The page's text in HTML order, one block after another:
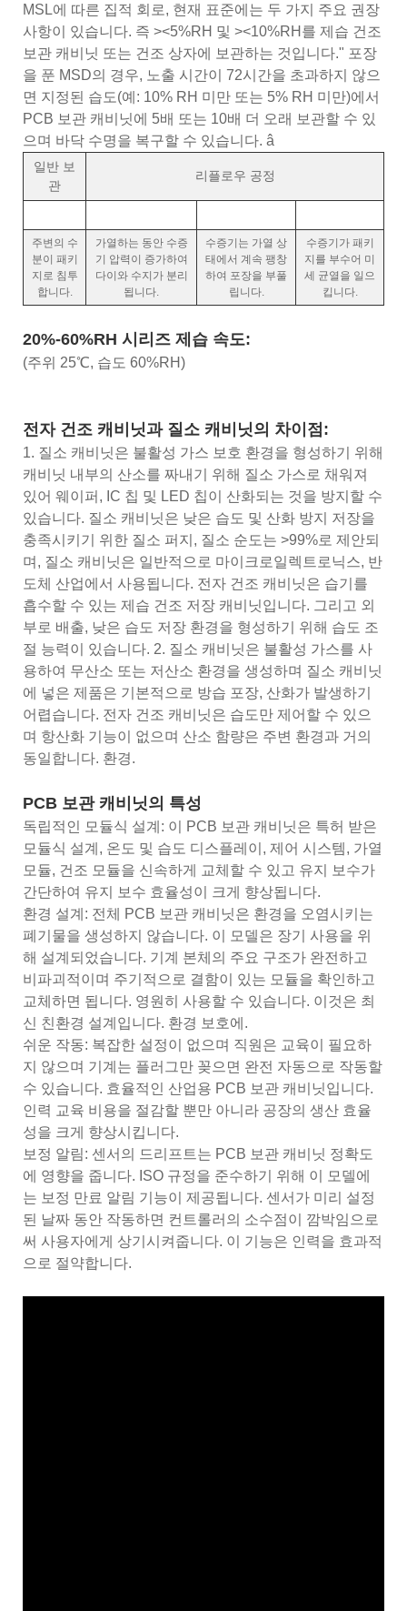
MSL에 따른 집적 회로, 현재 표준에는 두 가지 주요 권장
사항이 있습니다. 즉 ><5%RH 및 ><10%RH를 제습 건조
보관 캐비닛 또는 건조 상자에 보관하는 것입니다." 포장
을 푼 MSD의 경우, 노출 시간이 72시간을 초과하지 않으
면 지정된 습도(예: 10% RH 미만 또는 5% RH 미만)에서
PCB 보관 캐비닛에 5배 또는 10배 더 오래 보관할 수 있
으며 바닥 수명을 복구할 수 있습니다. â
일반 보
관
리플로우 공정
주변의 수
분이 패키
지로 침투
합니다.
가열하는 동안 수증
기 압력이 증가하여
다이와 수지가 분리
됩니다.
수증기는 가열 상
태에서 계속 팽창
하여 포장을 부풀
립니다.
수증기가 패키
지를 부수어 미
세 균열을 일으
킵니다.
20%-60%RH 시리즈 제습 속도:
(주위 25℃, 습도 60%RH)
전자 건조 캐비닛과 질소 캐비닛의 차이점:
1. 질소 캐비닛은 불활성 가스 보호 환경을 형성하기 위해
캐비닛 내부의 산소를 짜내기 위해 질소 가스로 채워져
있어 웨이퍼, IC 칩 및 LED 칩이 산화되는 것을 방지할 수
있습니다. 질소 캐비닛은 낮은 습도 및 산화 방지 저장을
충족시키기 위한 질소 퍼지, 질소 순도는 >99%로 제안되
며, 질소 캐비닛은 일반적으로 마이크로일렉트로닉스, 반
도체 산업에서 사용됩니다. 전자 건조 캐비닛은 습기를
흡수할 수 있는 제습 건조 저장 캐비닛입니다. 그리고 외
부로 배출, 낮은 습도 저장 환경을 형성하기 위해 습도 조
절 능력이 있습니다. 2. 질소 캐비닛은 불활성 가스를 사
용하여 무산소 또는 저산소 환경을 생성하며 질소 캐비닛
에 넣은 제품은 기본적으로 방습 포장, 산화가 발생하기
어렵습니다. 전자 건조 캐비닛은 습도만 제어할 수 있으
며 항산화 기능이 없으며 산소 함량은 주변 환경과 거의
동일합니다. 환경.
PCB 보관 캐비닛의 특성
독립적인 모듈식 설계: 이 PCB 보관 캐비닛은 특허 받은
모듈식 설계, 온도 및 습도 디스플레이, 제어 시스템, 가열
모듈, 건조 모듈을 신속하게 교체할 수 있고 유지 보수가
간단하여 유지 보수 효율성이 크게 향상됩니다.
환경 설계: 전체 PCB 보관 캐비닛은 환경을 오염시키는
폐기물을 생성하지 않습니다. 이 모델은 장기 사용을 위
해 설계되었습니다. 기계 본체의 주요 구조가 완전하고
비파괴적이며 주기적으로 결함이 있는 모듈을 확인하고
교체하면 됩니다. 영원히 사용할 수 있습니다. 이것은 최
신 친환경 설계입니다. 환경 보호에.
쉬운 작동: 복잡한 설정이 없으며 직원은 교육이 필요하
지 않으며 기계는 플러그만 꽂으면 완전 자동으로 작동할
수 있습니다. 효율적인 산업용 PCB 보관 캐비닛입니다.
인력 교육 비용을 절감할 뿐만 아니라 공장의 생산 효율
성을 크게 향상시킵니다.
보정 알림: 센서의 드리프트는 PCB 보관 캐비닛 정확도
에 영향을 줍니다. ISO 규정을 준수하기 위해 이 모델에
는 보정 만료 알림 기능이 제공됩니다. 센서가 미리 설정
된 날짜 동안 작동하면 컨트롤러의 소수점이 깜박임으로
써 사용자에게 상기시켜줍니다. 이 기능은 인력을 효과적
으로 절약합니다.